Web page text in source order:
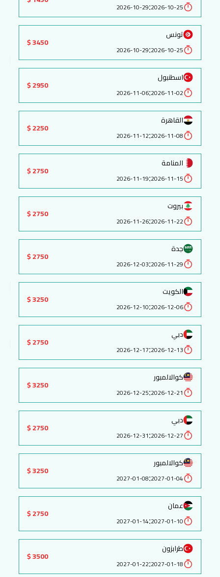
2026-10-25
:
2026-10-29
تونس
2026-10-25
:
2026-10-29
3450 $
اسطنبول
2026-11-02
:
2026-11-06
2950 $
القاهرة
2026-11-08
:
2026-11-12
2250 $
المنامة
2026-11-15
:
2026-11-19
2750 $
بيروت
2026-11-22
:
2026-11-26
2750 $
جدة
2026-11-29
:
2026-12-03
2750 $
الكويت
2026-12-06
:
2026-12-10
3250 $
دبي
2026-12-13
:
2026-12-17
2750 $
كوالالمبور
2026-12-21
:
2026-12-25
3250 $
دبي
2026-12-27
:
2026-12-31
2750 $
كوالالمبور
2027-01-04
:
2027-01-08
3250 $
عمان
2027-01-10
:
2027-01-14
2750 $
طرابزون
2027-01-18
:
2027-01-22
3500 $